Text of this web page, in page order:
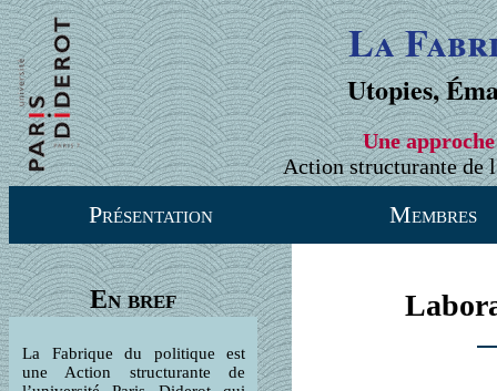
La
Utopies,
Une
Action structurante de
Présentation Membres
En bref
La Fabrique du politique est
une Action structurante de